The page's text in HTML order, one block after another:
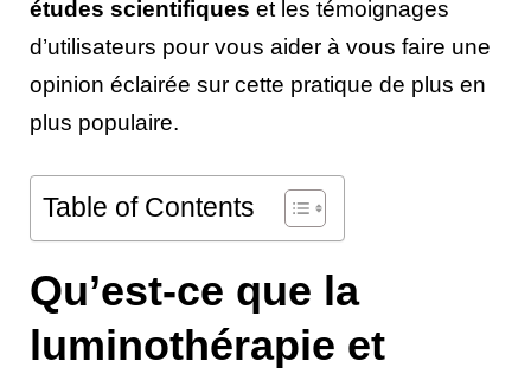
études scientifiques et les témoignages
d’utilisateurs pour vous aider à vous faire une
opinion éclairée sur cette pratique de plus en
plus populaire.
Table of Contents
Qu’est-ce que la
luminothérapie et